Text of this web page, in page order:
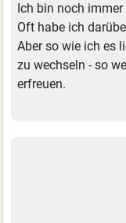
Ich bin noch
Oft habe ich
Aber so wie ich es
zu wechseln - so
erfreuen.